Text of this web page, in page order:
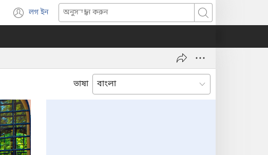
লগ ইন
(opens
new
অনুসন্ধান
করুন
ভাষা